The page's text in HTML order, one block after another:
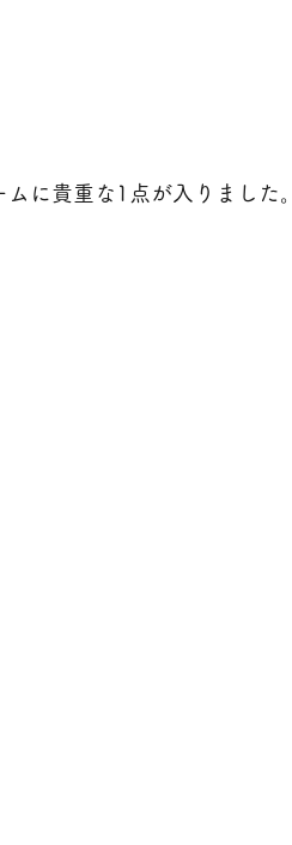
に貴重な1点が入りました。